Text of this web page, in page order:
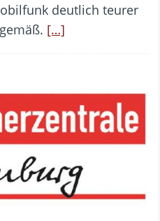
deutlich teurer
[…]